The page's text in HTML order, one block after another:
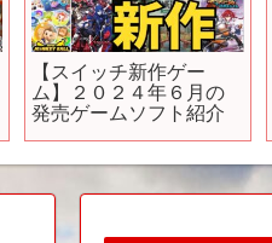
【スイッチ新作ゲー
ム】２０２４年６月の
発売ゲームソフト紹介